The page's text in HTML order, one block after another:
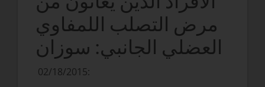
مرض التصلب اللمفاوي
العضلي الجانبي: سوزان
02/18/2015: